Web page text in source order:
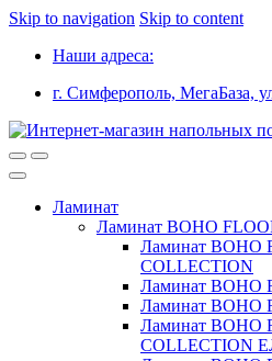
Skip to navigation Skip to content
Наши адреса:
г. Симферополь, МегаБаза,
Ламинат
Ламинат BOHO
Ламинат BOHO
COLLECTION
Ламинат BOHO
Ламинат BOHO
Ламинат BOHO